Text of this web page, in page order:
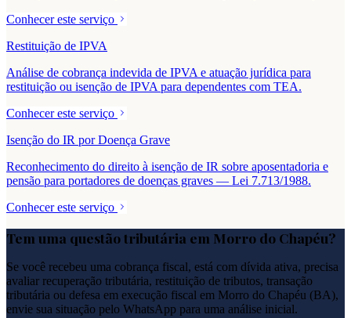
Conhecer este serviço
Restituição de IPVA
Análise de cobrança indevida de IPVA e atuação jurídica para
restituição ou isenção de IPVA para dependentes com TEA.
Conhecer este serviço
Isenção do IR por Doença Grave
Reconhecimento do direito à isenção de IR sobre aposentadoria e
pensão para portadores de doenças graves — Lei 7.713/1988.
Conhecer este serviço
Tem uma questão tributária em Morro do Chapéu?
Se você recebeu uma cobrança fiscal, está com dívida ativa, precisa
avaliar recuperação tributária, restituição de tributos, transação
tributária ou defesa em execução fiscal em Morro do Chapéu (BA),
envie sua situação pelo WhatsApp para uma análise inicial.